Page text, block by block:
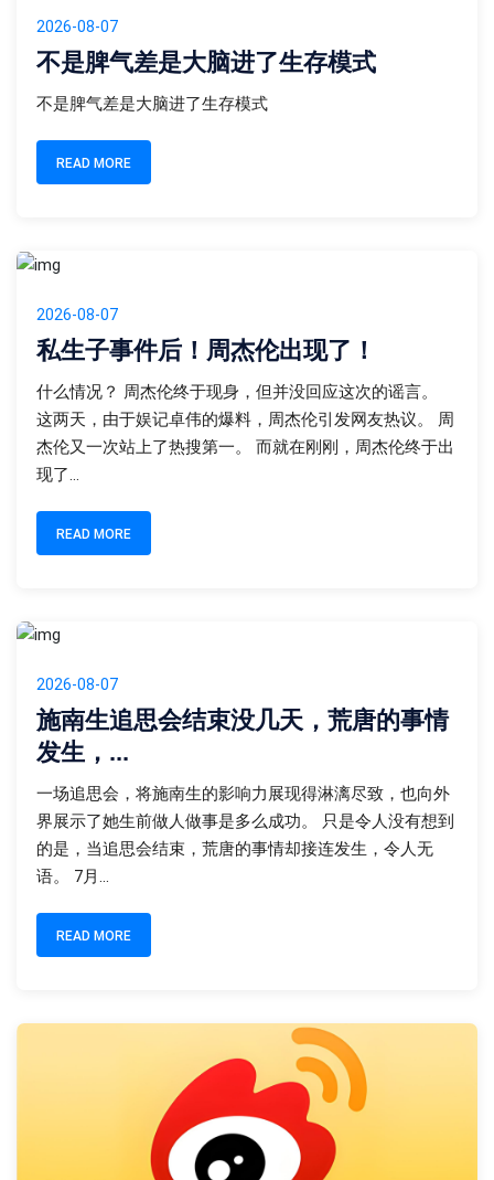
2026-08-07
不是脾气差是大脑进了生存模式
不是脾气差是大脑进了生存模式
READ MORE
2026-08-07
私生子事件后！周杰伦出现了！
什么情况？ 周杰伦终于现身，但并没回应这次的谣言。
这两天，由于娱记卓伟的爆料，周杰伦引发网友热议。 周
杰伦又一次站上了热搜第一。 而就在刚刚，周杰伦终于出
现了...
READ MORE
2026-08-07
施南生追思会结束没几天，荒唐的事情
发生，...
一场追思会，将施南生的影响力展现得淋漓尽致，也向外
界展示了她生前做人做事是多么成功。 只是令人没有想到
的是，当追思会结束，荒唐的事情却接连发生，令人无
语。 7月...
READ MORE